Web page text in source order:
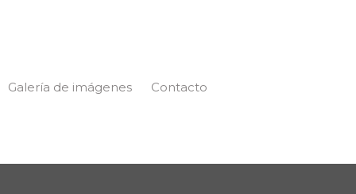
Galería de imágenes Contacto